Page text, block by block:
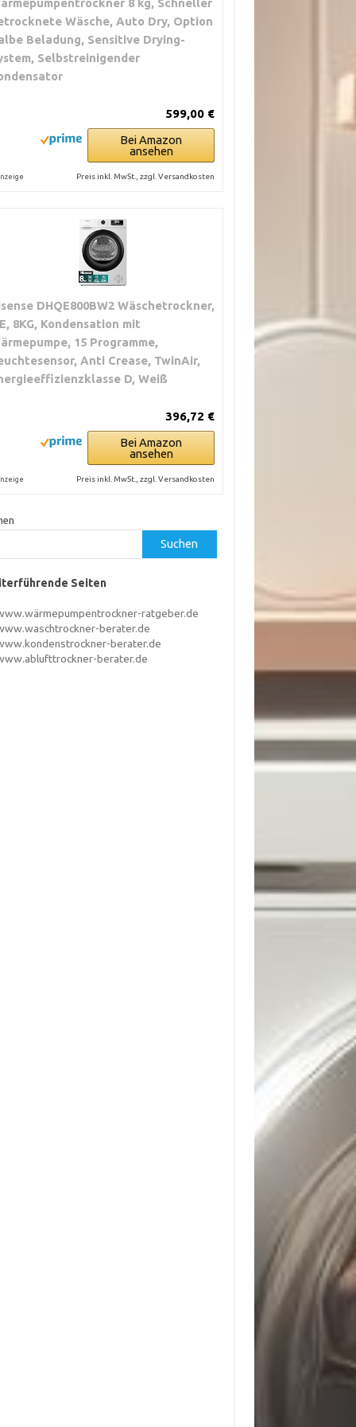
8 kg, Schneller
Wäsche, Auto Dry, Option
Beladung, Sensitive Drying-
Selbstreinigender
599,00 €
Bei Amazon
ansehen
Preis inkl. MwSt., zzgl. Versandkosten
DHQE800BW2 Wäschetrockner,
8KG, Kondensation mit
15 Programme,
Anti Crease, TwinAir,
D, Weiß
396,72 €
Bei Amazon
ansehen
Preis inkl. MwSt., zzgl. Versandkosten
Suchen
Seiten
ratgeber.de
berater.de
berater.de
berater.de